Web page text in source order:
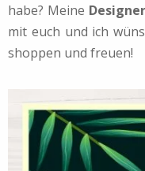
habe? Meine
mit euch und ich
shoppen und freuen!